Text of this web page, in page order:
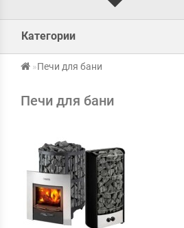
Категории
Печи для бани
Печи для бани